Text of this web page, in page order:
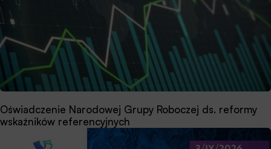
Oświadczenie Narodowej Grupy Roboczej ds. reformy
wskaźników referencyjnych